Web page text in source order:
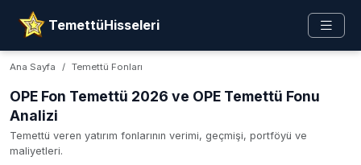
TemettüHisseleri
Ana Sayfa Temettü Fonları
OPE Fon Temettü 2026 ve OPE Temettü Fonu
Analizi
Temettü veren yatırım fonlarının verimi, geçmişi, portföyü ve
maliyetleri.